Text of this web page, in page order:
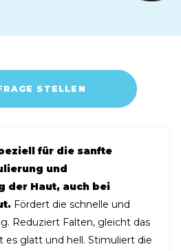
für die sanfte
und
der Haut, auch bei
Fördert die schnelle und
Reduziert Falten, gleicht das
es glatt und hell. Stimuliert die
STELLEN